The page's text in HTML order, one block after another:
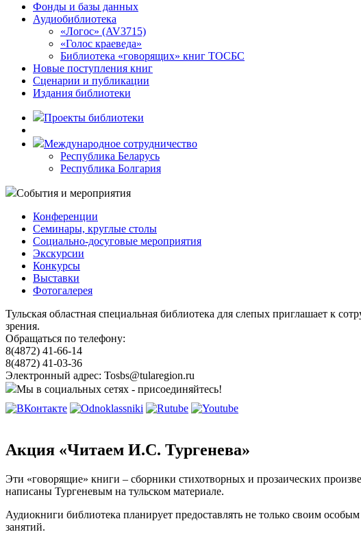
Фонды и базы данных
Аудиобиблиотека
«Логос» (AV3715)
«Голос краеведа»
Библиотека «говорящих» книг ТОСБС
Новые поступления книг
Сценарии и публикации
Издания библиотеки
Проекты библиотеки
Международное сотрудничество
Республика Беларусь
Республика Болгария
События и мероприятия
Конференции
Семинары, круглые столы
Социально-досуговые мероприятия
Экскурсии
Конкурсы
Выставки
Фотогалерея
Тульская областная специальная библиотека для слепых приглашает к
зрения.
Обращаться по телефону:
8(4872) 41-66-14
8(4872) 41-03-36
Электронный адрес: Tosbs@tularegion.ru
Мы в социальных сетях - присоединяйтесь!
Акция «Читаем И.С. Тургенева»
Эти «говорящие» книги – сборники стихотворных и прозаических
написаны Тургеневым на тульском материале.
Аудиокниги библиотека планирует предоставлять не только своим
занятий.